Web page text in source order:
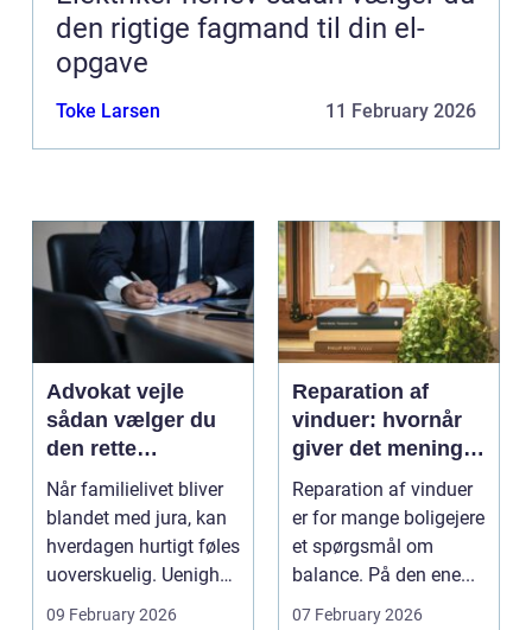
den rigtige fagmand til din el-
opgave
Toke Larsen 11 February 2026
Advokat vejle
sådan vælger du
den rette
familieretsadvokat
Når familielivet bliver
blandet med jura, kan
hverdagen hurtigt føles
uoverskuelig. Uenighed
om børn...
09 February 2026
Reparation af
vinduer: hvornår
giver det mening,
og hvad skal du
vælge?
Reparation af vinduer
er for mange boligejere
et spørgsmål om
balance. På den ene...
07 February 2026